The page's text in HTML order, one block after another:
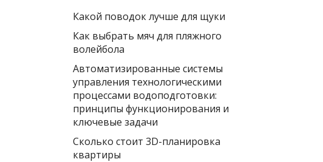
Какой поводок лучше для щуки
Как выбрать мяч для пляжного
волейбола
Автоматизированные системы
управления технологическими
процессами водоподготовки:
принципы функционирования и
ключевые задачи
Сколько стоит 3D-планировка
квартиры